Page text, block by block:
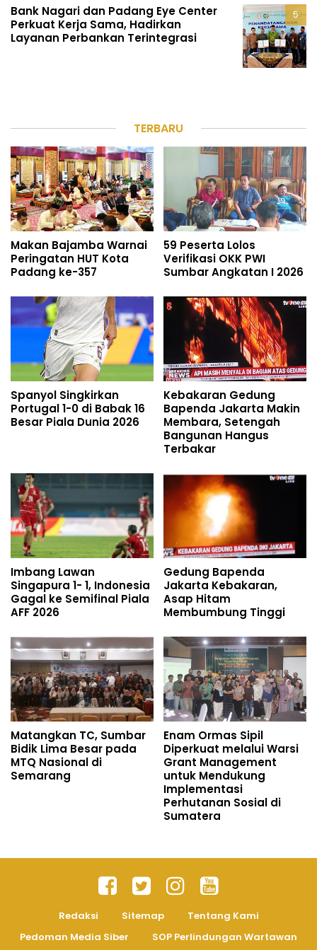
Bank Nagari dan Padang Eye Center
Perkuat Kerja Sama, Hadirkan
Layanan Perbankan Terintegrasi
TERBARU
Makan Bajamba Warnai
Peringatan HUT Kota
Padang ke-357
59 Peserta Lolos
Verifikasi OKK PWI
Sumbar Angkatan I 2026
Spanyol Singkirkan
Portugal 1-0 di Babak 16
Besar Piala Dunia 2026
Kebakaran Gedung
Bapenda Jakarta Makin
Membara, Setengah
Bangunan Hangus
Terbakar
Imbang Lawan
Singapura 1- 1, Indonesia
Gagal ke Semifinal Piala
AFF 2026
Gedung Bapenda
Jakarta Kebakaran,
Asap Hitam
Membumbung Tinggi
Matangkan TC, Sumbar
Bidik Lima Besar pada
MTQ Nasional di
Semarang
Enam Ormas Sipil
Diperkuat melalui Warsi
Grant Management
untuk Mendukung
Implementasi
Perhutanan Sosial di
Sumatera
Redaksi Sitemap
Tentang Kami
Pedoman Media Siber
SOP Perlindungan Wartawan